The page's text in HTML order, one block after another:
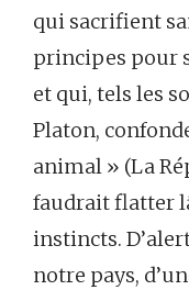
qui sacrifient
principes pour
et qui, tels les
Platon,
animal » (La
faudrait flatter
instincts.
notre pays,